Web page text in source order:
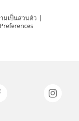
มเป็นส่วนตัว |